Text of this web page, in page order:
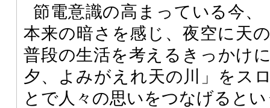
節電意識の高まっている今、
本来の暗さを感じ、夜空に天
普段の生活を考えるきっかけ
夕、よみがえれ天の川」をス
とで人々の思いをつなげると